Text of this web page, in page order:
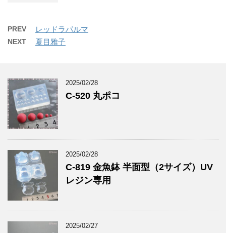
PREV レッドラパルマ
NEXT 夏目雅子
2025/02/28
C-520 丸ポコ
2025/02/28
C-819 金魚鉢 半面型（2サイズ）UV
レジン専用
2025/02/27